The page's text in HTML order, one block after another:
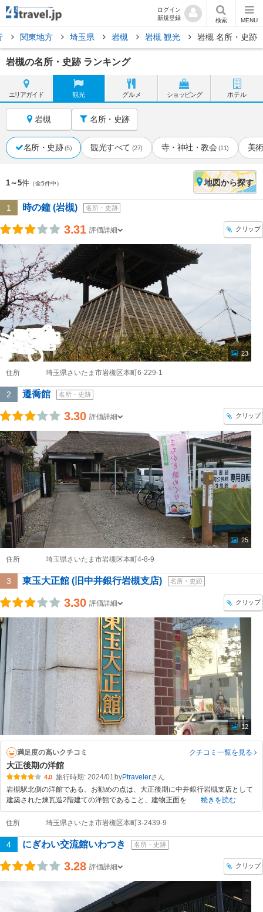
ログイン
新規登録
検索 MENU
関東地方 埼玉県 岩槻 岩槻 観光 岩槻 名所・史跡
岩槻の名所・史跡 ランキング
エリアガイド 観光 グルメ ショッピング ホテル
岩槻 名所・史跡
名所・史跡 (5) 観光すべて (27) 寺・神社・教会 (11) 美
1～5件 （全5件中） 地図から探す
1 時の鐘 (岩槻) 名所・史跡
3.31 評価詳細 クリップ
23
住所 埼玉県さいたま市岩槻区本町6-229-1
2 遷喬館 名所・史跡
3.30 評価詳細 クリップ
25
住所 埼玉県さいたま市岩槻区本町4-8-9
3 東玉大正館 (旧中井銀行岩槻支店) 名所・史跡
3.30 評価詳細 クリップ
12
満足度の高いクチコミ クチコミ一覧を見る
大正後期の洋館
4.0 旅行時期: 2024/01 byPtraveler
岩槻駅北側の洋館である。お勧めの点は、大正後期に中井銀行岩槻支店として
建築された煉瓦造2階建ての洋館であること、建物正面を
続きを読む
住所 埼玉県さいたま市岩槻区本町3-2439-9
4 にぎわい交流館いわつき 名所・史跡
3.28 評価詳細 クリップ